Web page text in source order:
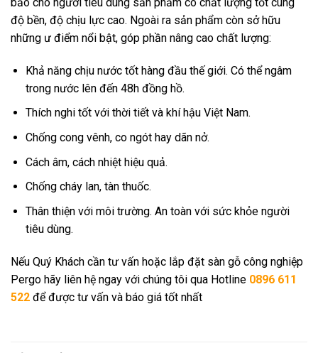
độ bền, độ chịu lực cao. Ngoài ra sản phẩm còn sở hữu
những ư điểm nổi bật, góp phần nâng cao chất lượng:
Khả năng chịu nước tốt hàng đầu thế giới. Có thể ngâm
trong nước lên đến 48h đồng hồ.
Thích nghi tốt với thời tiết và khí hậu Việt Nam.
Chống cong vênh, co ngót hay dãn nở.
Cách âm, cách nhiệt hiệu quả.
Chống cháy lan, tàn thuốc.
Thân thiện với môi trường. An toàn với sức khỏe người
tiêu dùng.
Nếu Quý Khách cần tư vấn hoặc lắp đặt sàn gỗ công nghiệp
Pergo hãy liên hệ ngay với chúng tôi qua Hotline 0896 611
522 để được tư vấn và báo giá tốt nhất